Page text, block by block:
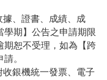
、證書、成績、成
學期】 公告之申請期限
期恕不受理，如為 【跨
請。
銀機統一發票、電子